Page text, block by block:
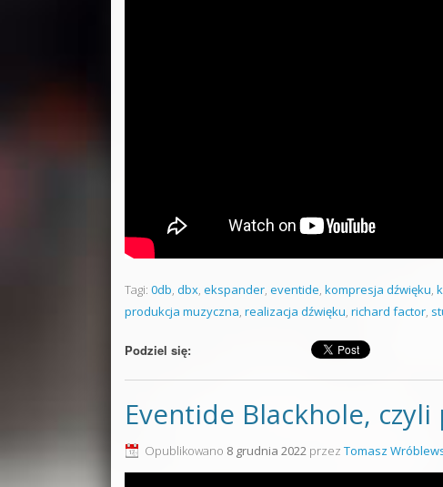
Tagi: 0db, dbx, ekspander, eventide, kompresja dźwięku,
produkcja muzyczna, realizacja dźwięku, richard factor,
Podziel się:
Eventide Blackhole, czyli
Opublikowano 8 grudnia 2022 przez Tomasz